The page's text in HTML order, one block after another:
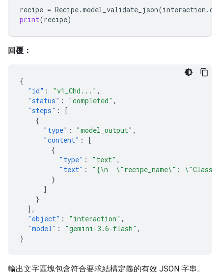
recipe = Recipe.model_validate_json(interaction .
print(recipe)
回覆：
{
"id" : "v1_Chd..." ,
"status" : "completed" ,
"steps" :
[
{
"type" : "model_output" ,
"content" :
[
{
"type" : "text" ,
"text" :
"{\n  \"recipe_name\":
}
]
}
],
"object" : "interaction" ,
"model" : "gemini-3.6-flash" ,
}
輸出文字區塊包含符合要求結構定義的有效 JSON 字串。